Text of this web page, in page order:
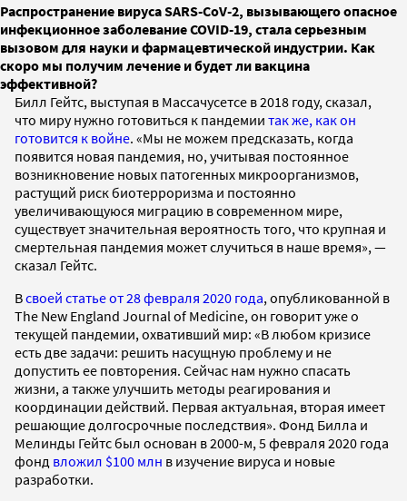
Распространение вируса SARS-CoV-2, вызывающего опасное
инфекционное заболевание COVID-19, стала серьезным
вызовом для науки и фармацевтической индустрии. Как
скоро мы получим лечение и будет ли вакцина
эффективной?
Билл Гейтс, выступая в Массачусетсе в 2018 году, сказал,
что миру нужно готовиться к пандемии так же, как он
готовится к войне. «Мы не можем предсказать, когда
появится новая пандемия, но, учитывая постоянное
возникновение новых патогенных микроорганизмов,
растущий риск биотерроризма и постоянно
увеличивающуюся миграцию в современном мире,
существует значительная вероятность того, что крупная и
смертельная пандемия может случиться в наше время», —
сказал Гейтс.
Всвоей статье от 28 февраля 2020 года, опубликованной в
The New England Journal of Medicine, он говорит уже о
текущей пандемии, охвативший мир: «В любом кризисе
есть две задачи: решить насущную проблему и не
допустить ее повторения. Сейчас нам нужно спасать
жизни, а также улучшить методы реагирования и
координации действий. Первая актуальная, вторая имеет
решающие долгосрочные последствия». Фонд Билла и
Мелинды Гейтс был основан в 2000-м, 5 февраля 2020 года
фонд вложил $100 млн в изучение вируса и новые
разработки.